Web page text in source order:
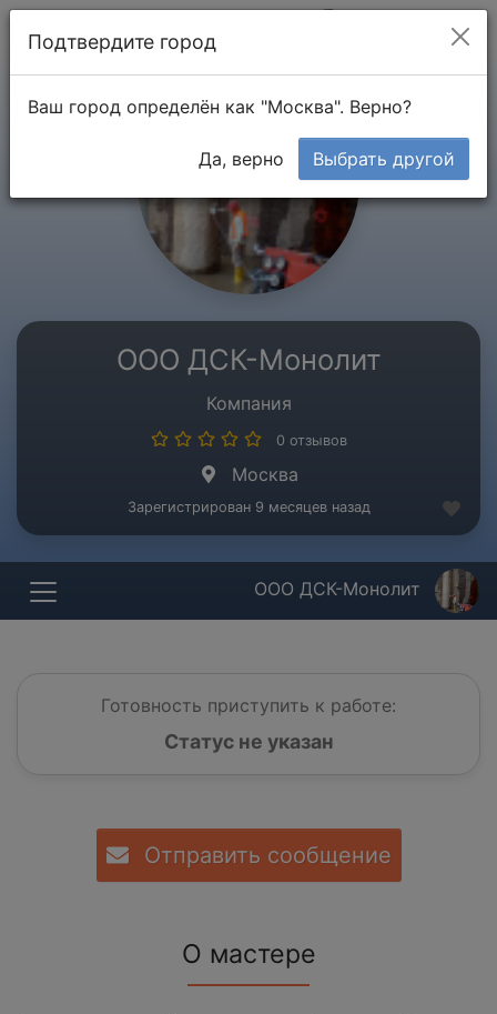
ООО ДСК-Монолит
Компания
0 отзывов
Москва
Зарегистрирован 9 месяцев назад
ООО ДСК-Монолит
Готовность приступить к работе:
Статус не указан
Отправить сообщение
О мастере
Подтвердите город
Ваш город определён как "Москва". Верно?
Да, верно Выбрать другой